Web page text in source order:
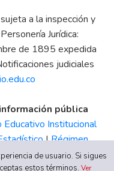
a la inspección y
Jurídica:
de 1895 expedida
judiciales
pública
Educativo Institucional
|Régimen
Código de Ética| Canal
de usuario. Si sigues
estos términos.Ver